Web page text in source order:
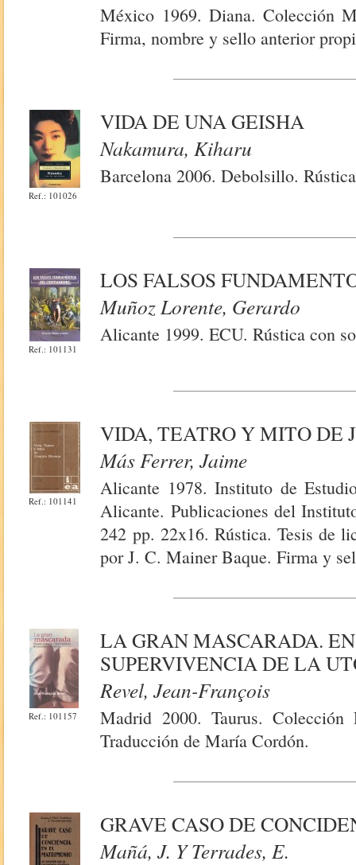
México 1969. Diana. Colección
Firma, nombre y sello anterior
Ref.: 101026
VIDA DE UNA GEISHA
Nakamura, Kiharu
Barcelona 2006. Debolsillo.
Ref.: 101131
LOS FALSOS
Muñoz Lorente, Gerardo
Alicante 1999. ECU. Rústica con
Ref.: 101141
VIDA, TEATRO Y MITO DE
Más Ferrer, Jaime
Alicante 1978. Instituto de
Alicante. Publicaciones del
242 pp. 22x16. Rústica. Tesis de
por J. C. Mainer Baque. Firma y
Ref.: 101157
LA GRAN MASCARADA.
SUPERVIVENCIA DE LA
Revel, Jean-François
Madrid 2000. Taurus. Colección
Traducción de María Cordón.
GRAVE CASO DE
Mañá, J. Y Terrades, E.